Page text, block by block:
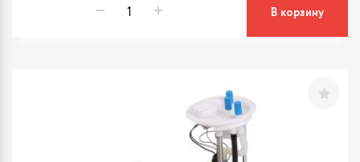
В корзину